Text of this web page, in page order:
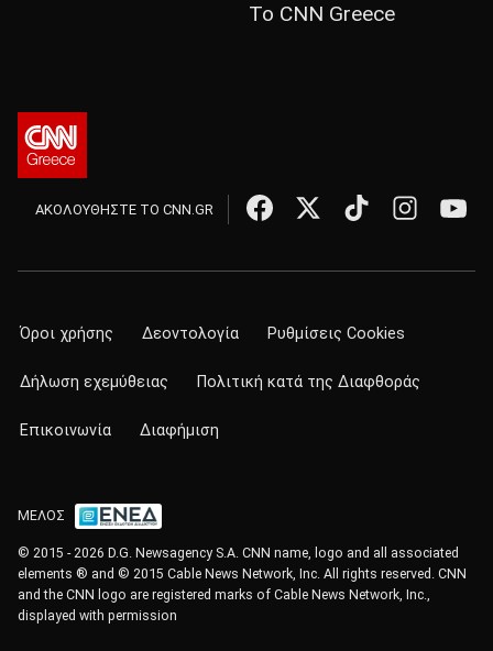
Το CNN Greece
ΑΚΟΛΟΥΘΗΣΤΕ ΤΟ CNN.GR
Όροι χρήσης Δεοντολογία Ρυθμίσεις Cookies
Δήλωση εχεμύθειας Πολιτική κατά της Διαφθοράς
Επικοινωνία Διαφήμιση
ΜΕΛΟΣ
© 2015 - 2026 D.G. Newsagency S.A. CNN name, logo and all associated
elements ® and © 2015 Cable News Network, Inc. All rights reserved. CNN
and the CNN logo are registered marks of Cable News Network, Inc.,
displayed with permission